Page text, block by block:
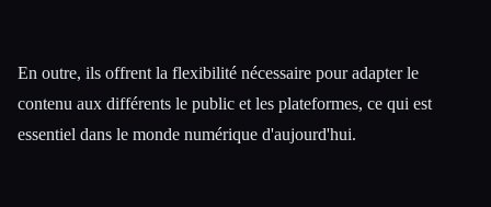
En outre, ils offrent la flexibilité nécessaire pour adapter le
contenu aux différents le public et les plateformes, ce qui est
essentiel dans le monde numérique d'aujourd'hui.